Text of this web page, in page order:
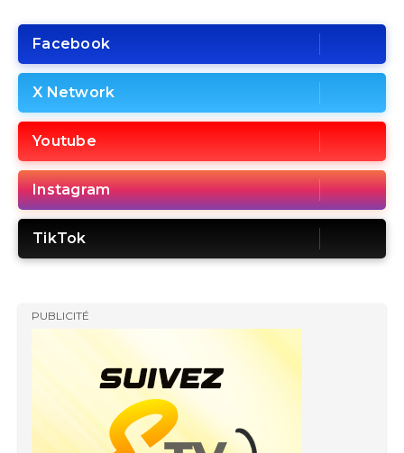
Facebook
X Network
Youtube
Instagram
TikTok
PUBLICITÉ